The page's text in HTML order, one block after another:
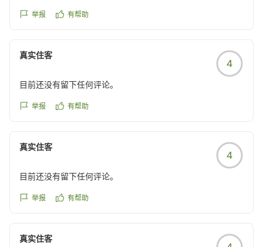
クチコミの詳細はこちらから
ビス向上のための重要な検討課題とさせていただきま
客室の給排水に関しましても、ご不便をおかけし申し訳
ございませんでした。点検および改善に努めてまいりま
す。
また、駅からのアクセスにつきまして、スーツケースを
ムーズにお越しいただけるよう、案内方法の工夫などを
数々の改善点がある中、「また利用したい」というお言
これからも、清潔で心地よい空間を提供できるよう、ス
举报 有帮助
真实住客
4
目前还没有留下任何评论。
举报 有帮助
真实住客
4
目前还没有留下任何评论。
举报 有帮助
真实住客